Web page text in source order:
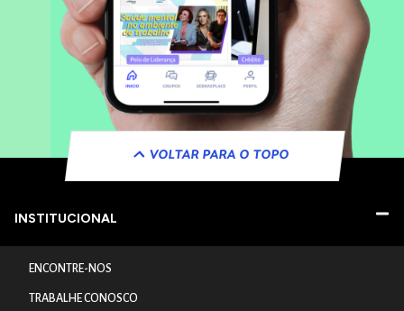
VOLTAR PARA O TOPO
INSTITUCIONAL
ENCONTRE-NOS
TRABALHE CONOSCO